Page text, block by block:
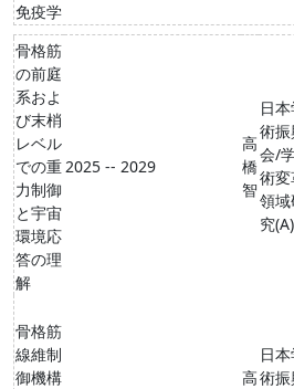
免疫学
骨格筋
の前庭
系およ
び末梢
レベル
での重
力制御
と宇宙
環境応
答の理
解
2025 -- 2029
高
橋
智
日
術
会/
術
領
究(A)
骨格筋
線維制
御機構
高
日
術